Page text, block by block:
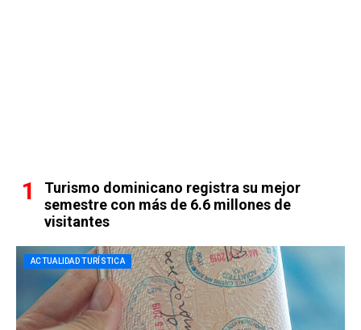
Turismo dominicano registra su mejor
semestre con más de 6.6 millones de
visitantes
ACTUALIDAD TURÍSTICA